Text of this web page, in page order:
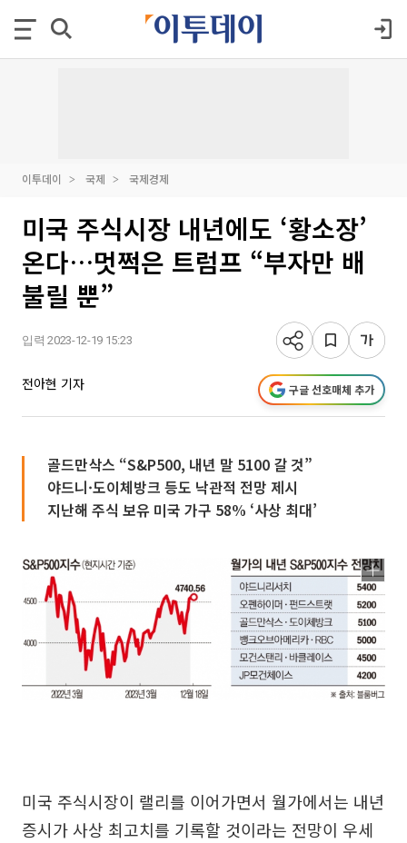
이투데이 국제 국제경제
미국 주식시장 내년에도 ‘황소장’
온다…멋쩍은 트럼프 “부자만 배
불릴 뿐”
입력 2023-12-19 15:23
전아현 기자 구글 선호매체 추가
골드만삭스 “S&P500, 내년 말 5100 갈 것”
야드니·도이체방크 등도 낙관적 전망 제시
지난해 주식 보유 미국 가구 58% ‘사상 최대’
미국 주식시장이 랠리를 이어가면서 월가에서는 내년
증시가 사상 최고치를 기록할 것이라는 전망이 우세